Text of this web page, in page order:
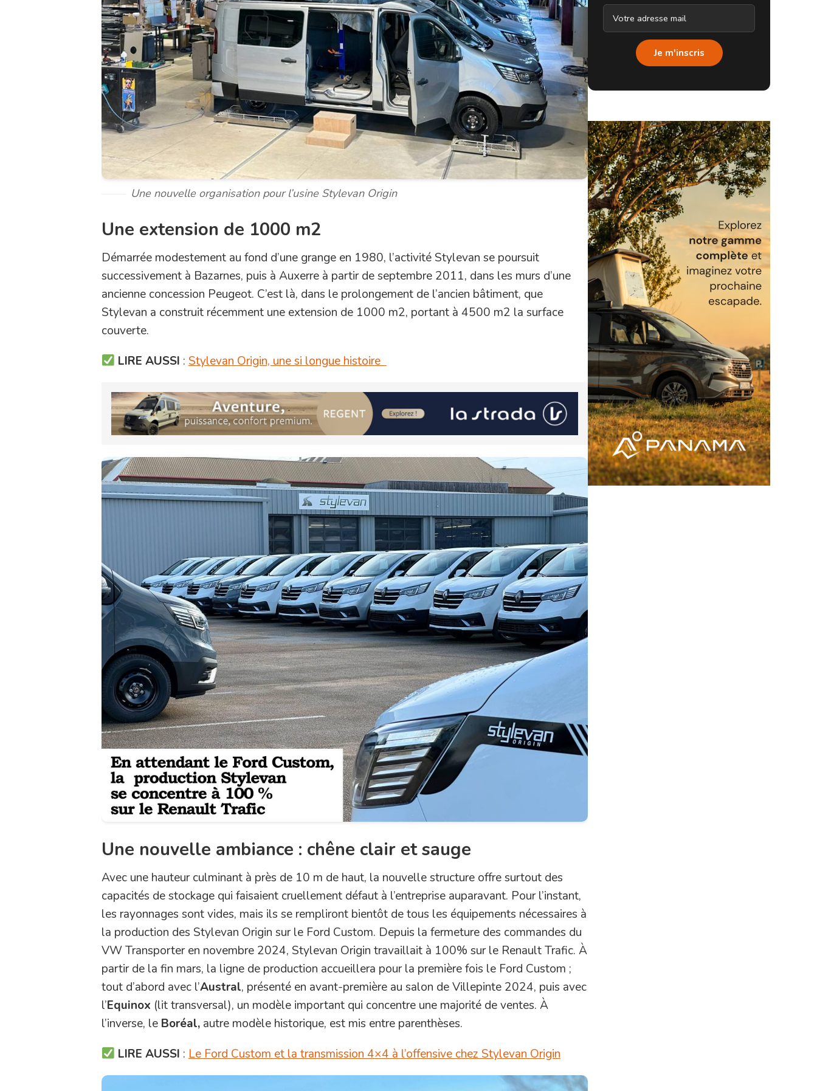
Une nouvelle organisation pour l’usine Stylevan Origin
Une extension de 1000 m2
Démarrée modestement au fond d’une grange en 1980, l’activité Stylevan se poursuit
successivement à Bazarnes, puis à Auxerre à partir de septembre 2011, dans les murs d’une
ancienne concession Peugeot. C’est là, dans le prolongement de l’ancien bâtiment, que
Stylevan a construit récemment une extension de 1000 m2, portant à 4500 m2 la surface
couverte.
LIRE AUSSI : Stylevan Origin, une si longue histoire
Une nouvelle ambiance : chêne clair et sauge
Avec une hauteur culminant à près de 10 m de haut, la nouvelle structure offre surtout des
capacités de stockage qui faisaient cruellement défaut à l’entreprise auparavant. Pour l’instant,
les rayonnages sont vides, mais ils se rempliront bientôt de tous les équipements nécessaires à
la production des Stylevan Origin sur le Ford Custom. Depuis la fermeture des commandes du
VW Transporter en novembre 2024, Stylevan Origin travaillait à 100% sur le Renault Trafic. À
partir de la fin mars, la ligne de production accueillera pour la première fois le Ford Custom ;
tout d’abord avec l’Austral, présenté en avant-première au salon de Villepinte 2024, puis avec
l’Equinox (lit transversal), un modèle important qui concentre une majorité de ventes. À
l’inverse, le Boréal, autre modèle historique, est mis entre parenthèses.
LIRE AUSSI :Le Ford Custom et la transmission 4×4 à l’offensive chez Stylevan Origin
Je m'inscris